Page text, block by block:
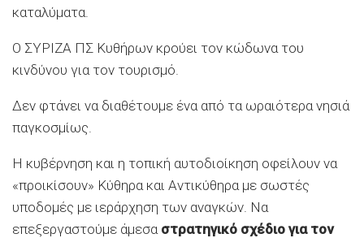
καταλύματα.
Ο ΣΥΡΙΖΑ ΠΣ Κυθήρων κρούει τον κώδωνα του
κινδύνου για τον τουρισμό.
Δεν φτάνει να διαθέτουμε ένα από τα ωραιότερα νησιά
παγκοσμίως.
Η κυβέρνηση και η τοπική αυτοδιοίκηση οφείλουν να
«προικίσουν» Κύθηρα και Αντικύθηρα με σωστές
υποδομές με ιεράρχηση των αναγκών. Να
επεξεργαστούμε άμεσα στρατηγικό σχέδιο για τον